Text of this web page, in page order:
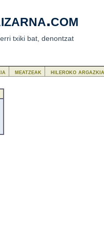
txiki bat, denontzat
meatzeak hileroko